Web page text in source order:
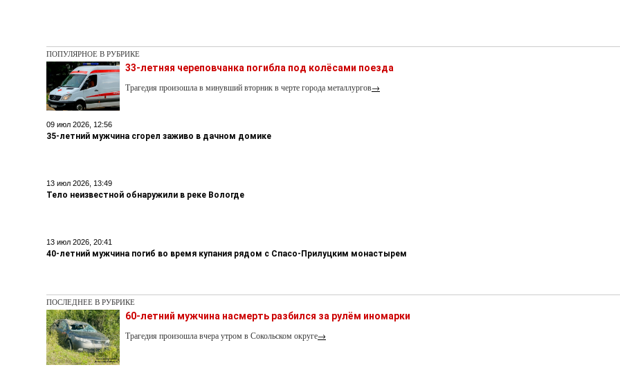
ПОПУЛЯРНОЕ В РУБРИКЕ
33-летняя череповчанка погибла под колёсами поезда
Трагедия произошла в минувший вторник в черте города металлургов→
09 июл 2026, 12:56
35-летний мужчина сгорел заживо в дачном домике
13 июл 2026, 13:49
Тело неизвестной обнаружили в реке Вологде
13 июл 2026, 20:41
40-летний мужчина погиб во время купания рядом с Спасо-Прилуцким монастырем
ПОСЛЕДНЕЕ В РУБРИКЕ
60-летний мужчина насмерть разбился за рулём иномарки
Трагедия произошла вчера утром в Сокольском округе→